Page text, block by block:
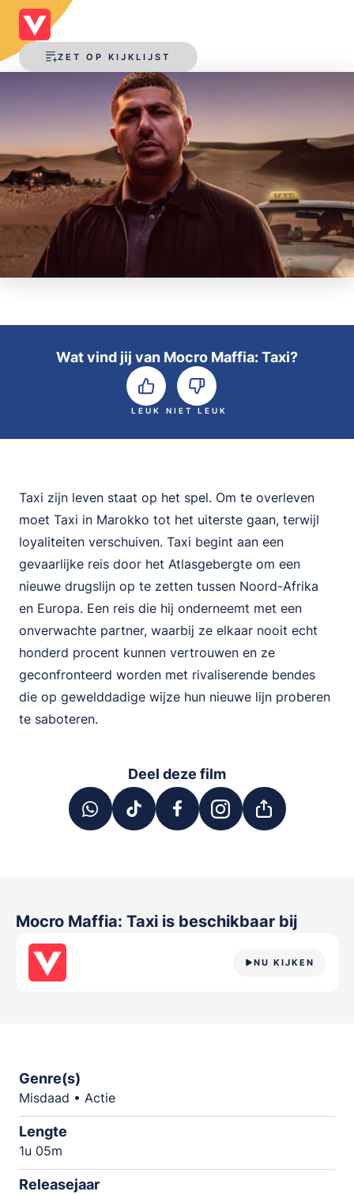
ZET OP KIJKLIJST
Wat vind jij van Mocro Maffia: Taxi?
LEUK NIET LEUK
Taxi zijn leven staat op het spel. Om te overleven
moet Taxi in Marokko tot het uiterste gaan, terwijl
loyaliteiten verschuiven. Taxi begint aan een
gevaarlijke reis door het Atlasgebergte om een
nieuwe drugslijn op te zetten tussen Noord-Afrika
en Europa. Een reis die hij onderneemt met een
onverwachte partner, waarbij ze elkaar nooit echt
honderd procent kunnen vertrouwen en ze
geconfronteerd worden met rivaliserende bendes
die op gewelddadige wijze hun nieuwe lijn proberen
te saboteren.
Deel deze film
Mocro Maffia: Taxi is beschikbaar bij
NU KIJKEN
Genre(s)
Misdaad • Actie
Lengte
1u 05m
Releasejaar